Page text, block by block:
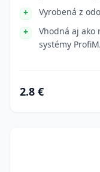
Vyrobená z
Vhodná aj ako
systémy
2.8 €